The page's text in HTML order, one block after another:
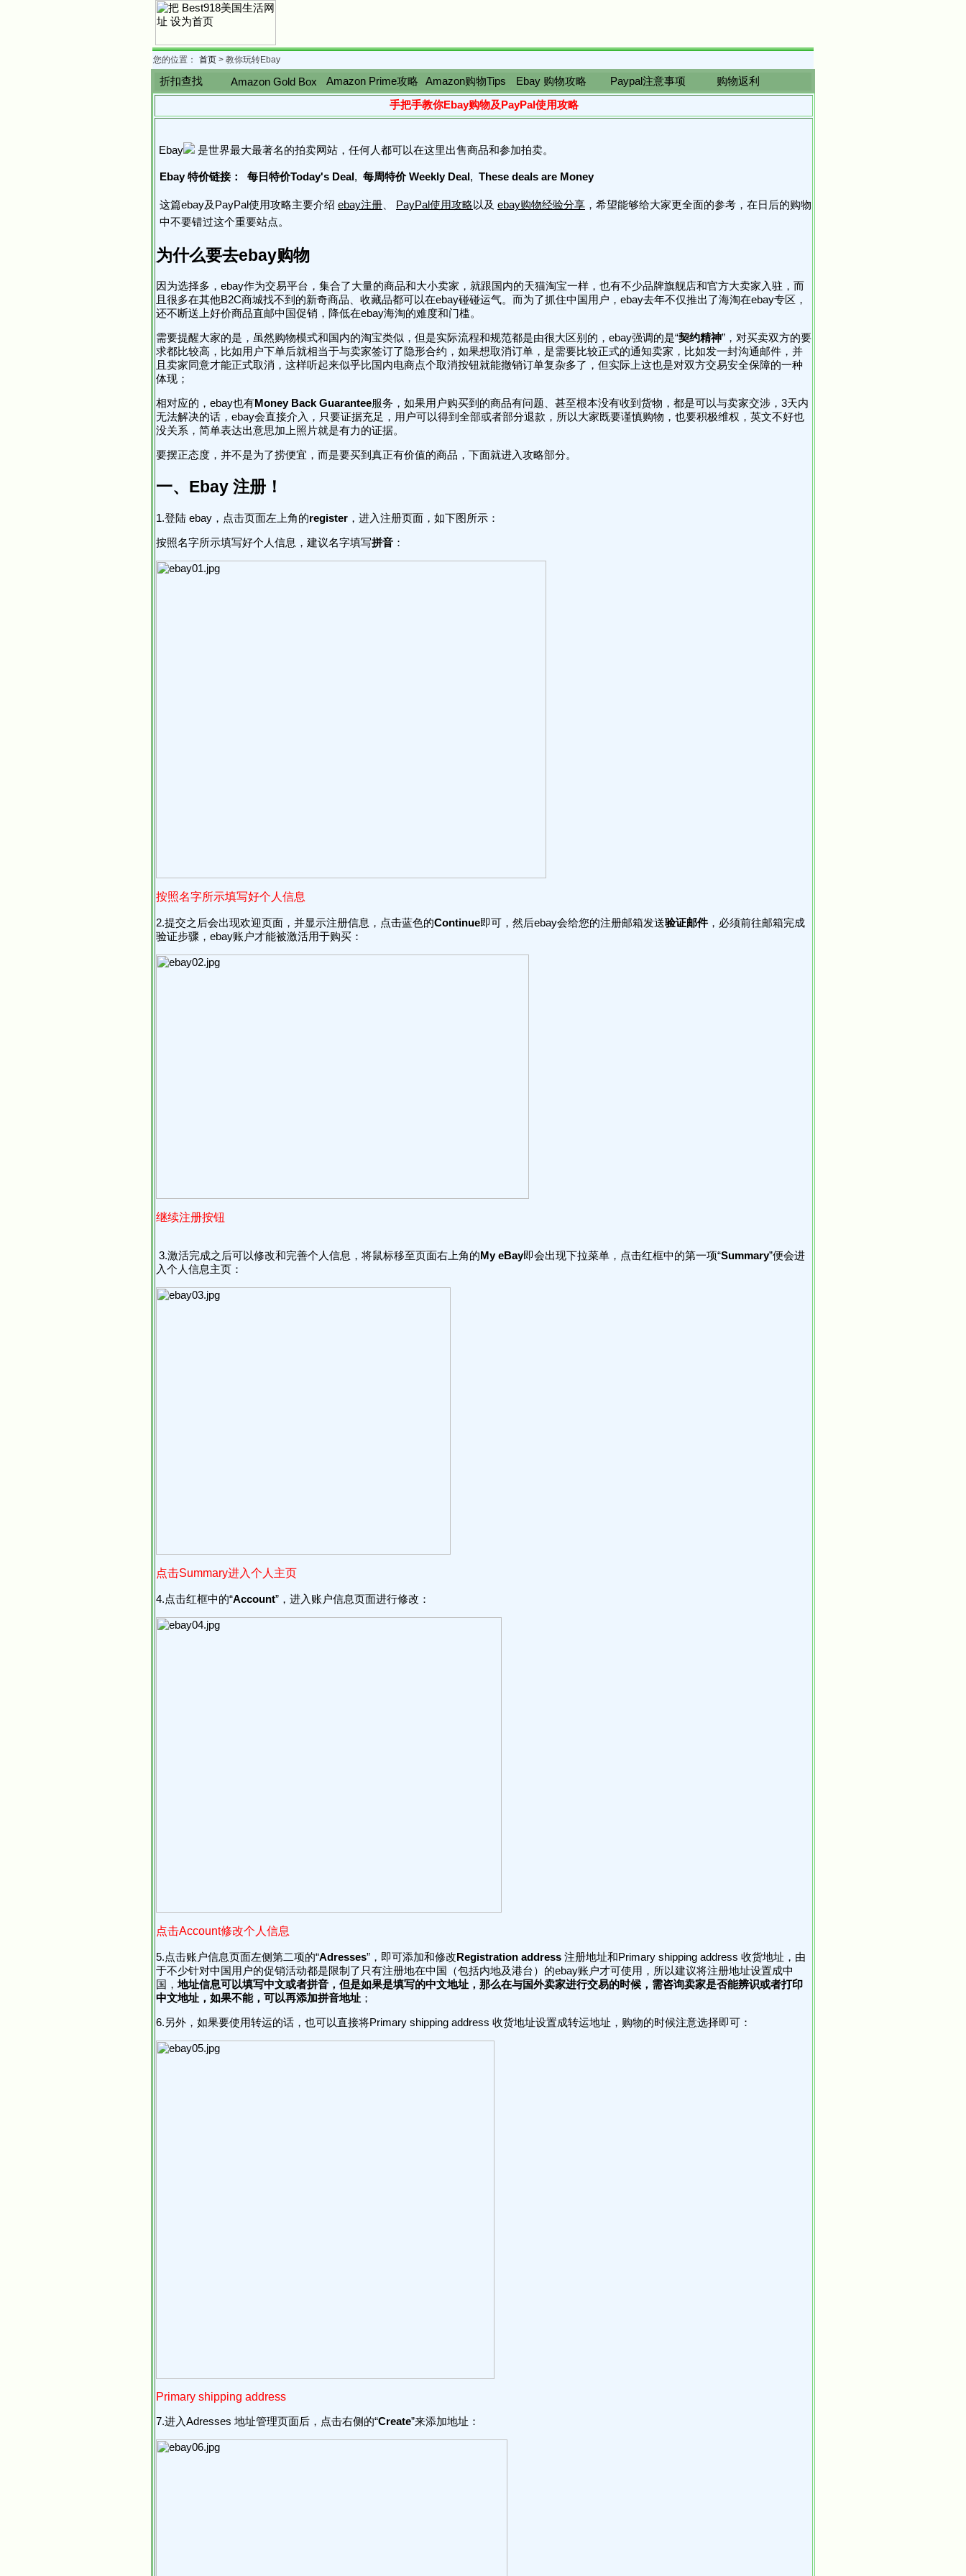
您的位置： 首页 > 教你玩转Ebay
折扣查找 Amazon Gold Box Amazon Prime攻略 Amazon购物Tips Ebay 购物攻略 Paypal注意事项
购物返利
手把手教你Ebay购物及PayPal使用攻略
Ebay 是世界最大最著名的拍卖网站，任何人都可以在这里出售商品和参加拍卖。
Ebay 特价链接： 每日特价Today's Deal, 每周特价 Weekly Deal, These deals are Money
这篇ebay及PayPal使用攻略主要介绍 ebay注册 PayPal使用攻略以及 ebay购物经验分享 ，希望能够给大家更全面的参考，在日后的购物
中不要错过这个重要站点。
为什么要去ebay购物
因为选择多，ebay作为交易平台，集合了大量的商品和大小卖家，就跟国内的天猫淘宝一样，也有不少品牌旗舰店和官方大卖家入驻，而
且很多在其他B2C商城找不到的新奇商品、收藏品都可以在ebay碰碰运气。而为了抓住中国用户，ebay去年不仅推出了海淘在ebay专区，
还不断送上好价商品直邮中国促销，降低在ebay海淘的难度和门槛。
需要提醒大家的是，虽然购物模式和国内的淘宝类似，但是实际流程和规范都是由很大区别的，ebay强调的是“契约精神”，对买卖双方的要
求都比较高，比如用户下单后就相当于与卖家签订了隐形合约，如果想取消订单，是需要比较正式的通知卖家，比如发一封沟通邮件，并
且卖家同意才能正式取消，这样听起来似乎比国内电商点个取消按钮就能撤销订单复杂多了，但实际上这也是对双方交易安全保障的一种
体现；
相对应的，ebay也有Money Back Guarantee服务，如果用户购买到的商品有问题、甚至根本没有收到货物，都是可以与卖家交涉，3天内
无法解决的话，ebay会直接介入，只要证据充足，用户可以得到全部或者部分退款，所以大家既要谨慎购物，也要积极维权，英文不好也
没关系，简单表达出意思加上照片就是有力的证据。
要摆正态度，并不是为了捞便宜，而是要买到真正有价值的商品，下面就进入攻略部分。
一、Ebay 注册！
1.登陆 ebay ，点击页面左上角的register ，进入注册页面，如下图所示：
按照名字所示填写好个人信息，建议名字填写拼音 ：
按照名字所示填写好个人信息
2.提交之后会出现欢迎页面，并显示注册信息，点击蓝色的Continue即可，然后ebay会给您的注册邮箱发送验证邮件，必须前往邮箱完成
验证步骤，ebay账户才能被激活用于购买：
继续注册按钮
3.激活完成之后可以修改和完善个人信息，将鼠标移至页面右上角的My eBay即会出现下拉菜单，点击红框中的第一项“Summary”便会进
入个人信息主页：
点击Summary进入个人主页
4.点击红框中的“Account”，进入账户信息页面进行修改：
点击Account修改个人信息
5.点击账户信息页面左侧第二项的“Adresses”，即可添加和修改Registration address 注册地址和Primary shipping address 收货地址，由
于不少针对中国用户的促销活动都是限制了只有注册地在中国（包括内地及港台）的ebay账户才可使用，所以建议将注册地址设置成中
国，地址信息可以填写中文或者拼音，但是如果是填写的中文地址，那么在与国外卖家进行交易的时候，需咨询卖家是否能辨识或者打印
中文地址，如果不能，可以再添加拼音地址 ；
6.另外，如果要使用转运的话，也可以直接将Primary shipping address 收货地址设置成转运地址，购物的时候注意选择即可：
Primary shipping address
7.进入Adresses 地址管理页面后，点击右侧的“Create”来添加地址：